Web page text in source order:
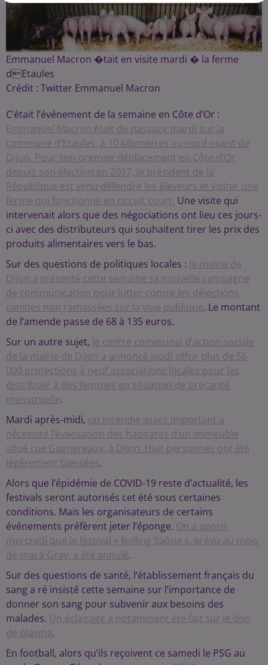
Emmanuel Macron �tait en visite mardi � la ferme
dEtaules
Crédit : Twitter Emmanuel Macron
C’était l’événement de la semaine en Côte d’Or :
Emmanuel Macron était de passage mardi sur la
commune d’Etaules, à 10 kilomètres au nord-ouest de
Dijon. Pour son premier déplacement en Côte d’Or
depuis son élection en 2017, le président de la
République est venu défendre les éleveurs et visiter une
ferme qui fonctionne en circuit court. Une visite qui
intervenait alors que des négociations ont lieu ces jours-
ci avec des distributeurs qui souhaitent tirer les prix des
produits alimentaires vers le bas.
Sur des questions de politiques locales : la mairie de
Dijon a présenté cette semaine sa nouvelle campagne
de communication pour lutter contre les déjections
canines non ramassées sur la voie publique. Le montant
de l’amende passe de 68 à 135 euros.
Sur un autre sujet, le centre communal d’action sociale
de la mairie de Dijon a annoncé jeudi offrir plus de 56
000 protections à neuf associations locales pour les
distribuer à des femmes en situation de précarité
menstruelle.
Mardi après-midi, un incendie assez important a
nécessité l’évacuation des habitants d’un immeuble
situé rue Gagnereaux, à Dijon. Huit personnes ont été
légèrement blessées.
Alors que l’épidémie de COVID-19 reste d’actualité, les
festivals seront autorisés cet été sous certaines
conditions. Mais les organisateurs de certains
événements préfèrent jeter l’éponge. On a appris
mercredi que le festival « Rolling Saône », prévu au mois
de mai à Gray, a été annulé.
Sur des questions de santé, l’établissement français du
sang a ré insisté cette semaine sur l’importance de
donner son sang pour subvenir aux besoins des
malades. Un éclairage a notamment été fait sur le don
de plasma.
En football, alors qu’ils reçoivent ce samedi le PSG au